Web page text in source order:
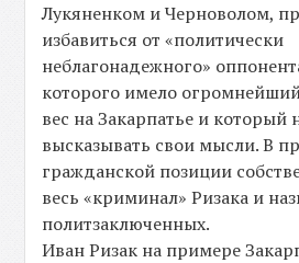
Лукяненком и Черноволом,
избавиться от «политически
неблагонадежного»
которого имело
вес на Закарпатье и который
высказывать свои мысли. В
гражданской позиции
весь «криминал» Ризака и
политзаключенных.
Иван Ризак на примере